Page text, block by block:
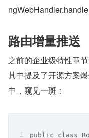
ngWebHandler.handle
路由增量推送
之前的企业级特性章
其中提及了开源方案
中，窥见一斑：
public class